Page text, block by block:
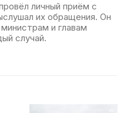
личный приём с
их обращения. Он
и главам
случай.